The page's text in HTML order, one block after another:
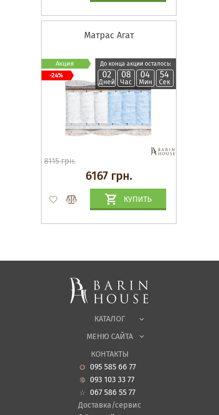
Матрас Агат
До конца акции осталось:
02
Дней
08
Час
04
Мин
54
Сек
8115 грн.
6167 грн.
КУПИТЬ
Акция
-24%
КАТАЛОГ
Спальни, Кровати
Корпусная мебель
Офисная мебель
Садовая мебель
Гостиная
Кухня
Прихожие
Ванная
Акции
МЕНЮ САЙТА
О нас
Новости
Гарантия
Кредит
Оплата и доставка
КОНТАКТЫ
095 585 66 77
093 103 33 77
067 586 55 77
Доставка/сервис